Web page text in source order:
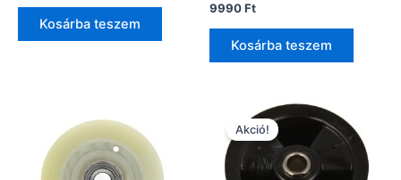
Kosárba teszem
9990Ft
Kosárba teszem
Akció!